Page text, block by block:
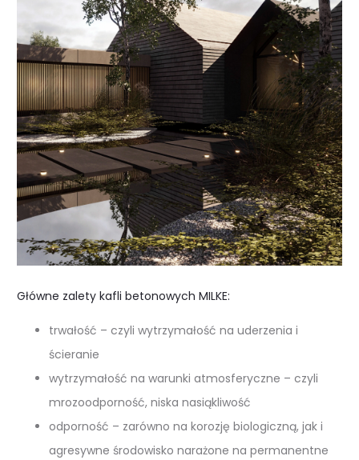
Główne zalety kafli betonowych MILKE:
trwałość – czyli wytrzymałość na uderzenia i
ścieranie
wytrzymałość na warunki atmosferyczne – czyli
mrozoodporność, niska nasiąkliwość
odporność – zarówno na korozję biologiczną, jak i
agresywne środowisko narażone na permanentne